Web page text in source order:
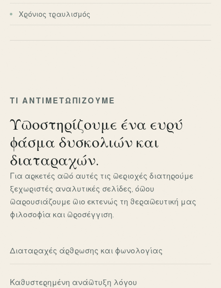
Χρόνιος τραυλισμός
ΤΙ ΑΝΤΙΜΕΤΩΠΊΖΟΥΜΕ
Υποστηρίζουμε ένα ευρύ
φάσμα δυσκολιών και
διαταραχών.
Για αρκετές από αυτές τις περιοχές διατηρούμε
ξεχωριστές αναλυτικές σελίδες, όπου
παρουσιάζουμε πιο εκτενώς τη θεραπευτική μας
φιλοσοφία και προσέγγιση.
Διαταραχές άρθρωσης και φωνολογίας
Καθυστερημένη ανάπτυξη λόγου